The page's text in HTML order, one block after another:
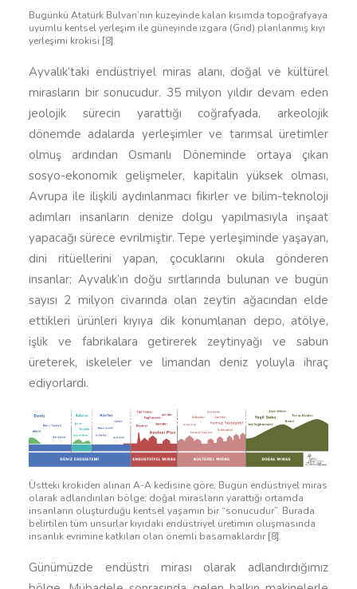
Bugünkü Atatürk Bulvarı’nın kuzeyinde kalan kısımda topoğrafyaya
uyumlu kentsel yerleşim ile güneyinde ızgara (Grid) planlanmış kıyı
yerleşimi krokisi [8].
Ayvalık’taki endüstriyel miras alanı, doğal ve kültürel
mirasların bir sonucudur. 35 milyon yıldır devam eden
jeolojik sürecin yarattığı coğrafyada, arkeolojik
dönemde adalarda yerleşimler ve tarımsal üretimler
olmuş ardından Osmanlı Döneminde ortaya çıkan
sosyo-ekonomik gelişmeler, kapitalin yüksek olması,
Avrupa ile ilişkili aydınlanmacı fikirler ve bilim-teknoloji
adımları insanların denize dolgu yapılmasıyla inşaat
yapacağı sürece evrilmiştir. Tepe yerleşiminde yaşayan,
dini ritüellerini yapan, çocuklarını okula gönderen
insanlar; Ayvalık’ın doğu sırtlarında bulunan ve bugün
sayısı 2 milyon civarında olan zeytin ağacından elde
ettikleri ürünleri kıyıya dik konumlanan depo, atölye,
işlik ve fabrikalara getirerek zeytinyağı ve sabun
üreterek, iskeleler ve limandan deniz yoluyla ihraç
ediyorlardı.
Üstteki krokiden alınan A-A kedisine göre; Bugün endüstriyel miras
olarak adlandırılan bölge; doğal mirasların yarattığı ortamda
insanların oluşturduğu kentsel yaşamın bir “sonucudur”. Burada
belirtilen tüm unsurlar kıyıdaki endüstriyel üretimin oluşmasında
insanlık evrimine katkıları olan önemli basamaklardır [8].
Günümüzde endüstri mirası olarak adlandırdığımız